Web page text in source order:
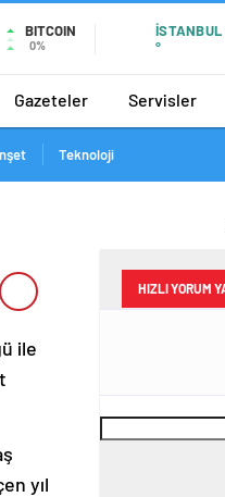
BITCOIN
0%
İSTANBUL
°
Gazeteler Servisler
Teknoloji
ile
yıl
HIZLI YORUM